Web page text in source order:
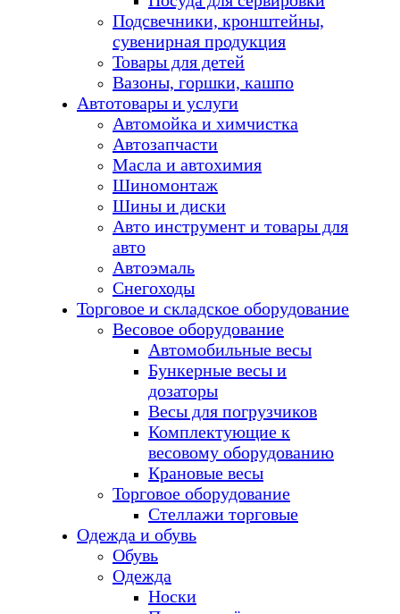
Подсвечники, кронштейны,
сувенирная продукция
Товары для детей
Вазоны, горшки, кашпо
Автотовары и услуги
Автомойка и химчистка
Автозапчасти
Масла и автохимия
Шиномонтаж
Шины и диски
Авто инструмент и товары для
авто
Автоэмаль
Снегоходы
Торговое и складское оборудование
Весовое оборудование
Автомобильные весы
Бункерные весы и
дозаторы
Весы для погрузчиков
Комплектующие к
весовому оборудованию
Крановые весы
Торговое оборудование
Стеллажи торговые
Одежда и обувь
Обувь
Одежда
Носки